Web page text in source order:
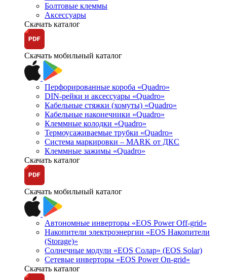
Болтовые клеммы
Аксессуары
Скачать каталог
Скачать мобильный каталог
Перфорированные короба «Quadro»
DIN-рейки и аксессуары «Quadro»
Кабельные стяжки (хомуты) «Quadro»
Кабельные наконечники «Quadro»
Клеммные колодки «Quadro»
Термоусаживаемые трубки «Quadro»
Система маркировки – MARK от ДКС
Клеммные зажимы «Quadro»
Скачать каталог
Скачать мобильный каталог
Автономные инверторы «EOS Power Off-grid»
Накопители электроэнергии «EOS Накопители
(Storage)»
Солнечные модули «EOS Солар» (EOS Solar)
Сетевые инверторы «EOS Power On-grid»
Скачать каталог